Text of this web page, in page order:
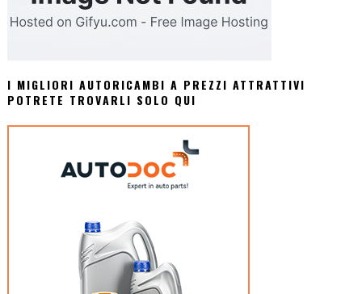
I MIGLIORI AUTORICAMBI A PREZZI ATTRATTIVI
POTRETE TROVARLI SOLO QUI